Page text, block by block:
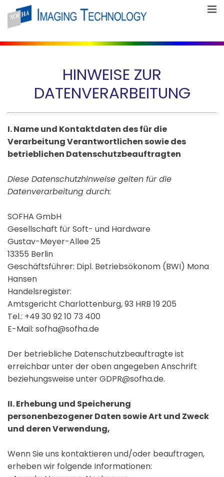
Skip to content
HINWEISE ZUR
DATENVERARBEITUNG
I. Name und Kontaktdaten des für die
Verarbeitung Verantwortlichen sowie des
betrieblichen Datenschutzbeauftragten
Diese Datenschutzhinweise gelten für die
Datenverarbeitung durch:
SOFHA GmbH
Gesellschaft für Soft- und Hardware
Gustav-Meyer-Allee 25
13355 Berlin
Geschäftsführer: Dipl. Betriebsökonom (BWI) Mona
Hansen
Handelsregister:
Amtsgericht Charlottenburg, 93 HRB 19 205
Tel.: +49 30 92 10 73 400
E-Mail: sofha@sofha.de
Der betriebliche Datenschutzbeauftragte ist
erreichbar unter der oben angegeben Anschrift
beziehungsweise unter GDPR@sofha.de.
II. Erhebung und Speicherung
personenbezogener Daten sowie Art und Zweck
und deren Verwendung,
Wenn Sie uns kontaktieren und/oder beauftragen,
erheben wir folgende Informationen: